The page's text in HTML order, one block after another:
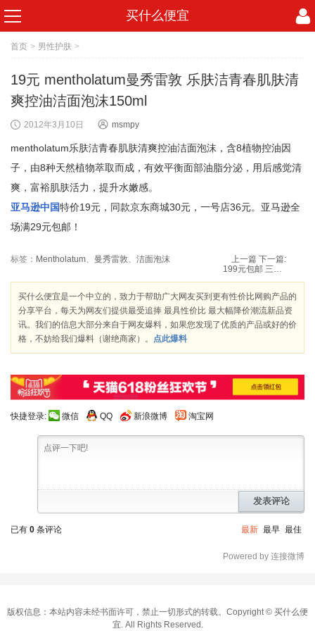
买什么便宜
首页 > 男性护肤 >
19元 mentholatum曼秀雷敦 乐肤洁青春肌肤清
爽控油洁面泡沫150ml
2012年3月10日 msmpy
mentholatum乐肤洁青春肌肤清爽控油洁面泡沫，含8植物控油因
子，由8种天然植物萃取而成，有效平衡面部油脂分泌，用后感觉清
爽，富裕肌肤活力，提升水嫩感。
亚马逊中国特价19元，同款京东商城30元，一号店36元。亚马逊全
场满29元包邮！
标签： Mentholatum、 曼秀雷敦、 洁面泡沫 上一篇 下一篇:
199元包邮 三光云彩GLASSLOCK钢化玻璃保鲜盒
买什么便宜是一个中立的，致力于帮助广大网友买到更有性价比网购产品的
分享平台，每天为网友们提供最受追捧 最具性价比 最大幅降价潮流新品资
讯。我们的信息大部分来自于网友爆料，如果您发现了优质的产品或好的价
格，不妨给我们爆料（谢绝商家）。 点此爆料
快捷登录: 微信 QQ 新浪微博 淘宝网
发表评论
已有 0 条评论 最新 最早 最佳
Powered by 连接微博
版权信息：本站内容未经书面许可，禁止一切形式的转载。Copyright © 买什么便
宜 . All Rights Reserved.